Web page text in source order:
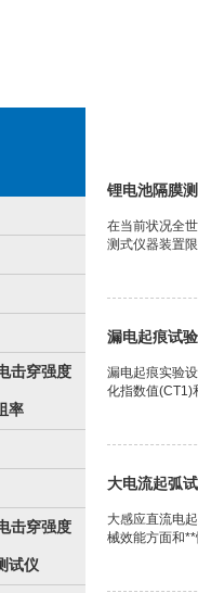
击穿强度
率
击穿强度
试仪
锂电池隔膜
在当前状况全
测式仪器装置
漏电起痕试
漏电起痕实验
化指数值(CT1)
大电流起弧
大感应直流电
械效能方面和